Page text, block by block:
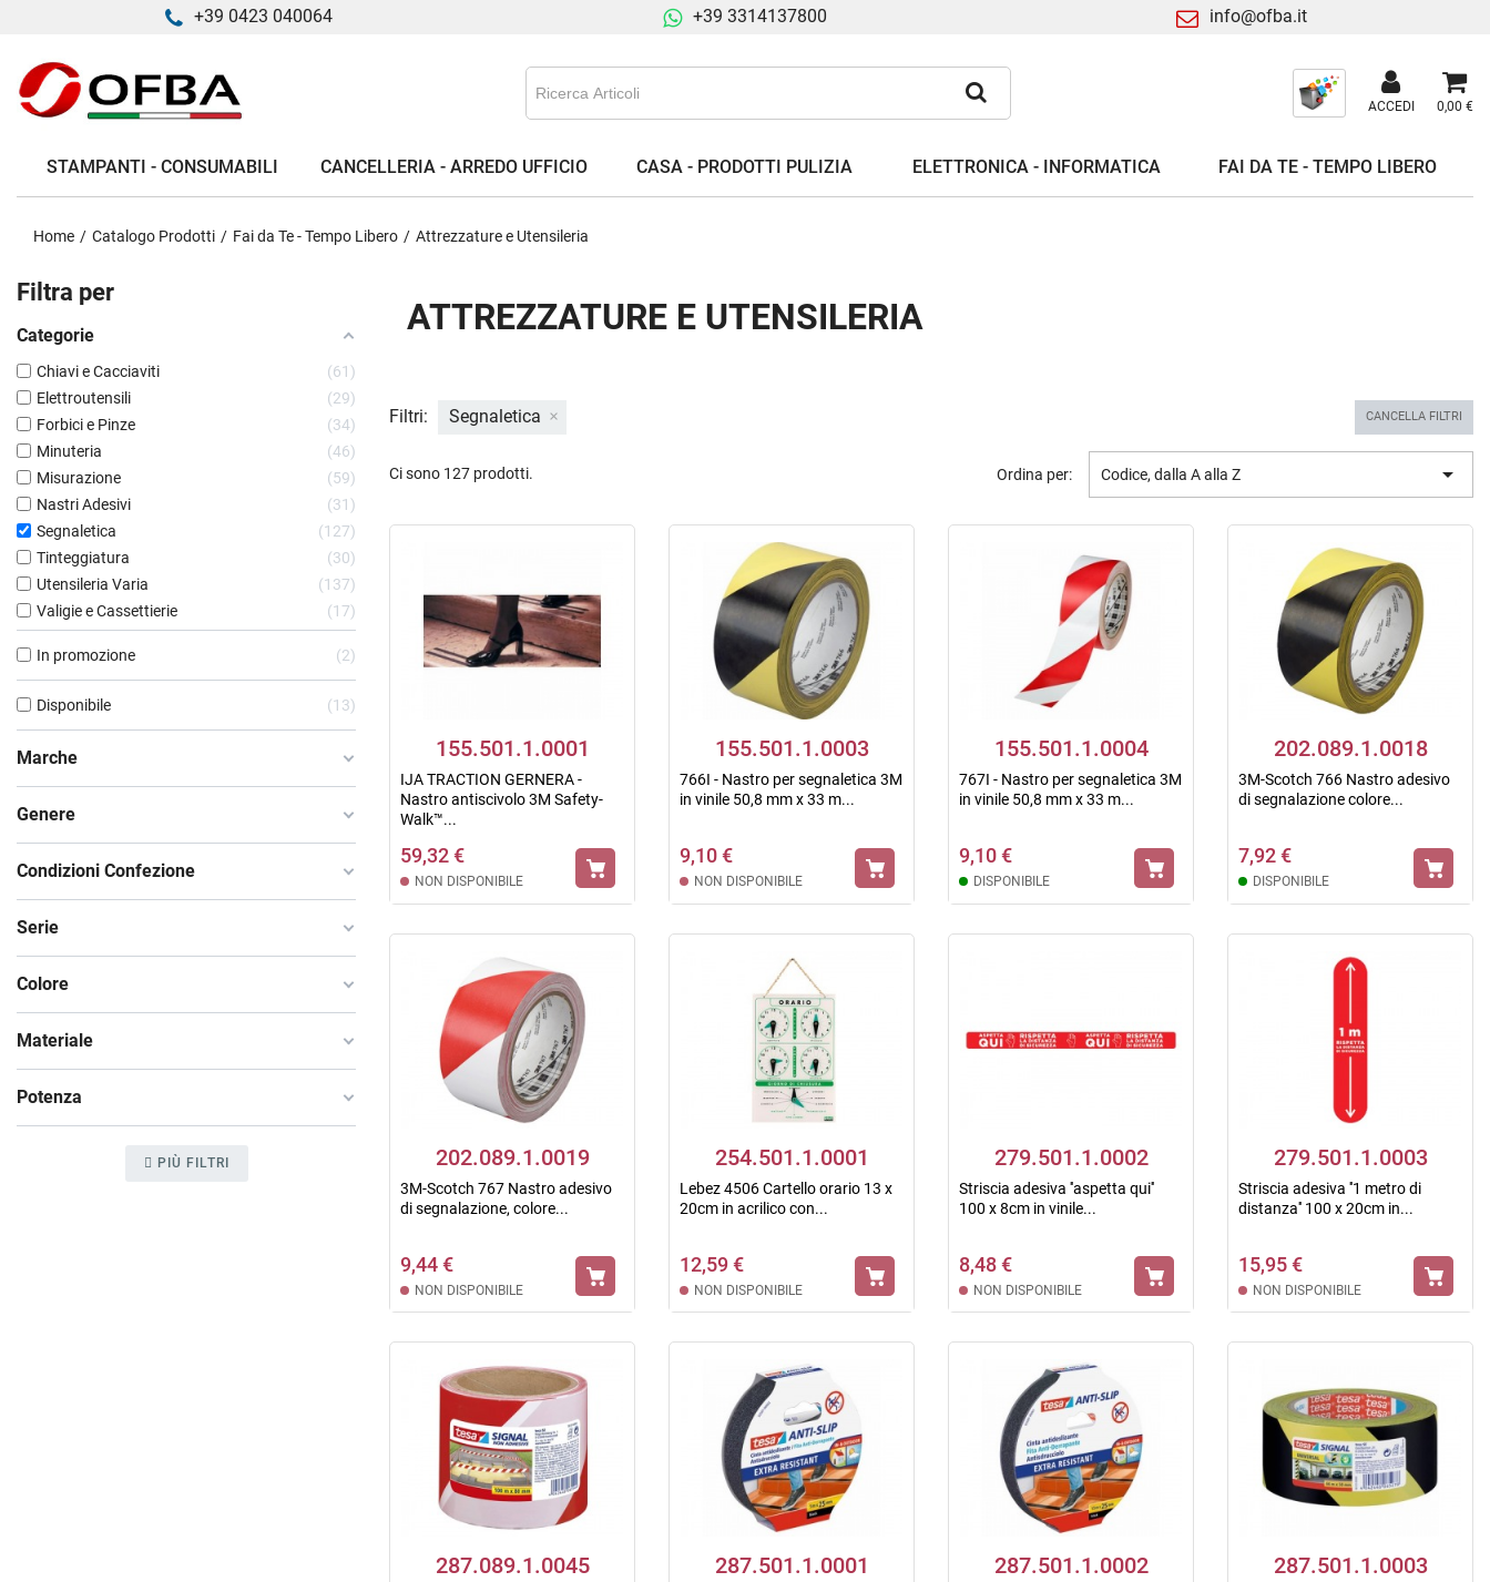
+39 0423 040064 +39 3314137800 info@ofba.it
ACCEDI 0,00 €
STAMPANTI - CONSUMABILI CANCELLERIA - ARREDO UFFICIO CASA - PRODOTTI PULIZIA ELETTRONICA - INFORMATICA FAI DA TE - TEMPO LIBERO
Home Catalogo Prodotti Fai da Te - Tempo Libero Attrezzature e Utensileria
Filtra per
Categorie
Chiavi e Cacciaviti
61
Elettroutensili
29
Forbici e Pinze
34
Minuteria
46
Misurazione
59
Nastri Adesivi
31
Segnaletica
127
Tinteggiatura
30
Utensileria Varia
137
Valigie e Cassettierie
17
In promozione 2
Disponibile 13
Marche
Genere
Condizioni Confezione
Serie
Colore
Materiale
Potenza
PIÙ FILTRI
ATTREZZATURE E UTENSILERIA
Filtri: CANCELLA FILTRI
Segnaletica
Ci sono 127 prodotti. Ordina per: Codice, dalla A alla Z 
155.501.1.0001
IJA TRACTION GERNERA -
Nastro antiscivolo 3M Safety-
Walk™...
59,32 €
NON DISPONIBILE
155.501.1.0003
766I - Nastro per segnaletica 3M
in vinile 50,8 mm x 33 m...
9,10 €
NON DISPONIBILE
155.501.1.0004
767I - Nastro per segnaletica 3M
in vinile 50,8 mm x 33 m...
9,10 €
DISPONIBILE
202.089.1.0018
3M-Scotch 766 Nastro adesivo
di segnalazione colore...
7,92 €
DISPONIBILE
202.089.1.0019
3M-Scotch 767 Nastro adesivo
di segnalazione, colore...
9,44 €
NON DISPONIBILE
254.501.1.0001
Lebez 4506 Cartello orario 13 x
20cm in acrilico con...
12,59 €
NON DISPONIBILE
279.501.1.0002
Striscia adesiva ''aspetta qui''
100 x 8cm in vinile...
8,48 €
NON DISPONIBILE
279.501.1.0003
Striscia adesiva ''1 metro di
distanza'' 100 x 20cm in...
15,95 €
NON DISPONIBILE
287.089.1.0045 287.501.1.0001 287.501.1.0002 287.501.1.0003